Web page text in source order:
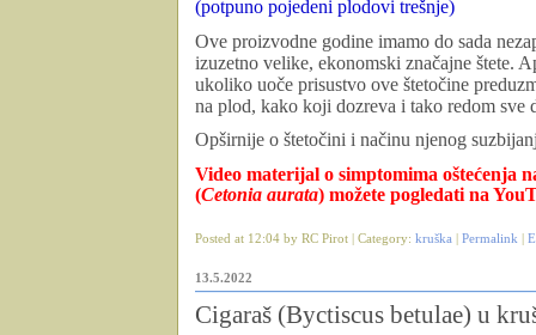
(potpuno pojedeni plodovi trešnje)
Ove proizvodne godine imamo do sada
izuzetno velike, ekonomski značajne štete.
ukoliko uoče prisustvo ove štetočine
na plod, kako koji dozreva i tako redom sve
Opširnije o štetočini i načinu njenog
Video materijal o simptomima oštećenja
(Cetonia aurata) možete pogledati na
Posted at 12:04 by RC Pirot | Category: kruška Permalink
13.5.2022
Cigaraš (Byctiscus betulae) u